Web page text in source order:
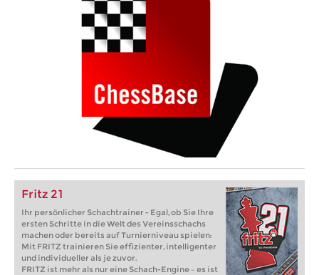
Fritz 21
Ihr persönlicher Schachtrainer - Egal, ob Sie Ihre
ersten Schritte in die Welt des Vereinsschachs
machen oder bereits auf Turnierniveau spielen:
Mit FRITZ trainieren Sie effizienter, intelligenter
und individueller als je zuvor.
FRITZ ist mehr als nur eine Schach-Engine – es ist